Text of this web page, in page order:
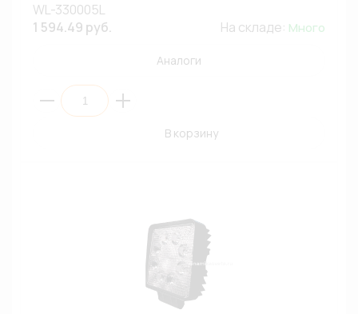
WL-330005L
1 594.49 руб.
На складе: Много
Аналоги
В корзину